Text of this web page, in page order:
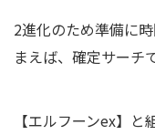
2進化のため準備に
まえば、確定サーチ
【エルフーンex】